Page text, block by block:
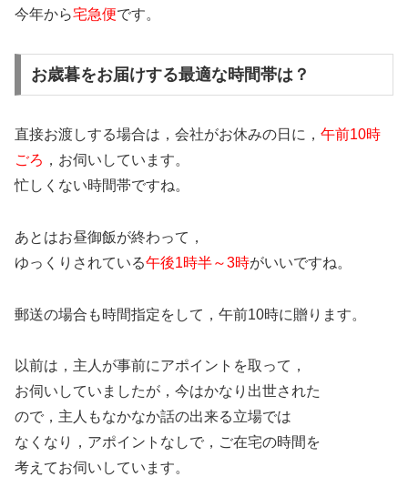
今年から宅急便です。
お歳暮をお届けする最適な時間帯は？
直接お渡しする場合は，会社がお休みの日に， 午前10時
ごろ ，お伺いしています。
忙しくない時間帯ですね。
あとはお昼御飯が終わって，
ゆっくりされている午後1時半～3時がいいですね。
郵送の場合も時間指定をして，午前10時に贈ります。
以前は，主人が事前にアポイントを取って，
お伺いしていましたが，今はかなり出世された
ので，主人もなかなか話の出来る立場では
なくなり，アポイントなしで，ご在宅の時間を
考えてお伺いしています。